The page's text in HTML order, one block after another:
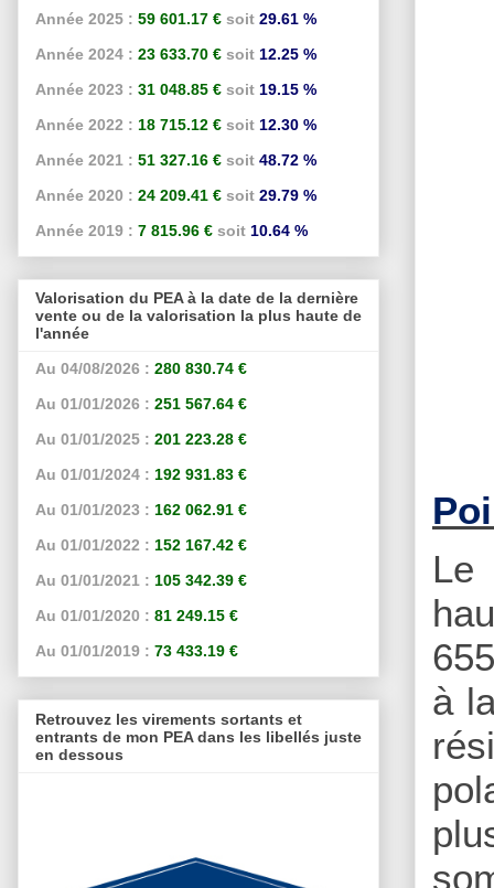
Le
à
Année 2025 : 59 601.17 € soit 29.61 %
Année 2024 : 23 633.70 € soit 12.25 %
Année 2023 : 31 048.85 € soit 19.15 %
Année 2022 : 18 715.12 € soit 12.30 %
Année 2021 : 51 327.16 € soit 48.72 %
Année 2020 : 24 209.41 € soit 29.79 %
Année 2019 : 7 815.96 € soit 10.64 %
Valorisation du PEA à la date de la dernière
vente ou de la valorisation la plus haute de
l'année
Au 04/08/2026 : 280 830.74 €
Au 01/01/2026 : 251 567.64 €
Au 01/01/2025 : 201 223.28 €
Au 01/01/2024 : 192 931.83 €
Au 01/01/2023 : 162 062.91 €
Au 01/01/2022 : 152 167.42 €
Au 01/01/2021 : 105 342.39 €
Au 01/01/2020 : 81 249.15 €
Au 01/01/2019 : 73 433.19 €
Retrouvez les virements sortants et
entrants de mon PEA dans les libellés juste
en dessous